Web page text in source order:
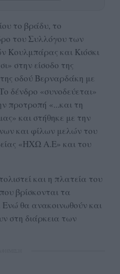
το βράδυ, το
του Συλλόγου των
Κουλμπάρας και Κιόσκι
στην είσοδο της
οδού Βερναρδάκη με
δένδρο «συνοδεύεται»
προτροπή «...και τη
και στήθηκε με την
και φίλων μελών του
«ΗΧΩ Α.Ε» και του
και η πλατεία του
βρίσκονται τα
θα ανακοινωθούν και
στη διάρκεια των